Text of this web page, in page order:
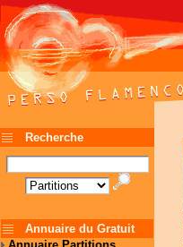
Recherche
Annuaire du Gratuit